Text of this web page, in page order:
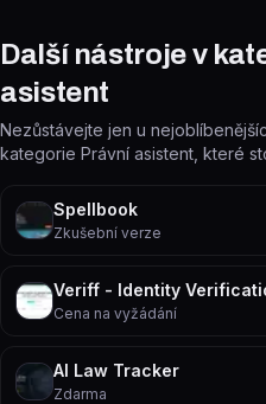
Další nástroje v
asistent
Nezůstávejte jen u
kategorie Právní asistent, které
Spellbook
Zkušební verze
Veriff - Identity
Cena na vyžádání
AI Law Tracker
Zdarma